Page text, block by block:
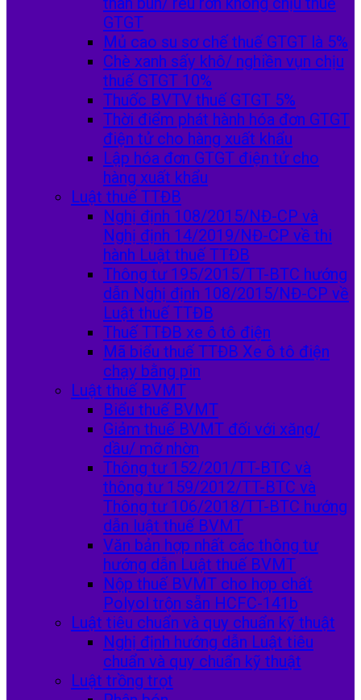
GTGT
Mủ cao su sơ chế thuế GTGT là 5%
Chè xanh sấy khô/ nghiền vụn chịu
thuế GTGT 10%
Thuốc BVTV thuế GTGT 5%
Thời điểm phát hành hóa đơn GTGT
điện tử cho hàng xuất khẩu
Lập hóa đơn GTGT điện tử cho
hàng xuất khẩu
Luật thuế TTĐB
Nghị định 108/2015/NĐ-CP và
Nghị định 14/2019/NĐ-CP về thi
hành Luật thuế TTĐB
Thông tư 195/2015/TT-BTC hướng
dẫn Nghị định 108/2015/NĐ-CP về
Luật thuế TTĐB
Thuế TTĐB xe ô tô điện
Mã biểu thuế TTĐB Xe ô tô điện
chạy bằng pin
Luật thuế BVMT
Biểu thuế BVMT
Giảm thuế BVMT đối với xăng/
dầu/ mỡ nhờn
Thông tư 152/201/TT-BTC và
thông tư 159/2012/TT-BTC và
Thông tư 106/2018/TT-BTC hướng
dẫn luật thuế BVMT
Văn bản hợp nhất các thông tư
hướng dẫn Luật thuế BVMT
Nộp thuế BVMT cho hợp chất
Polyol trộn sẵn HCFC-141b
Luật tiêu chuẩn và quy chuẩn kỹ thuật
Nghị định hướng dẫn Luật tiêu
chuẩn và quy chuẩn kỹ thuật
Luật trồng trọt